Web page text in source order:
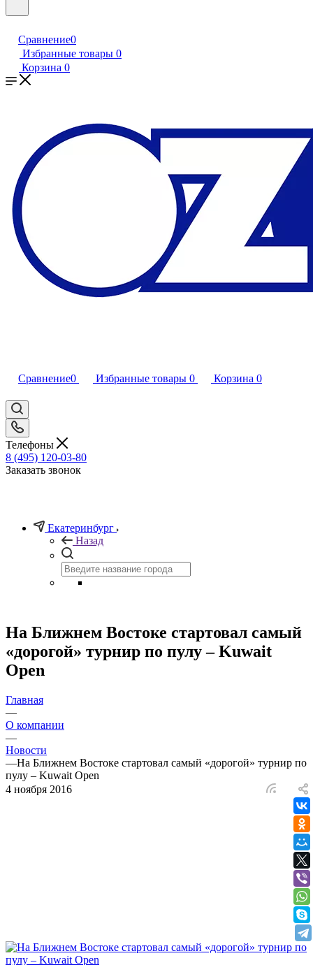
Сравнение0
Избранные товары 0
Корзина 0
Сравнение0 Избранные товары 0 Корзина 0
Телефоны
8 (495) 120-03-80
Заказать звонок
Екатеринбург
Назад
На Ближнем Востоке стартовал самый
«дорогой» турнир по пулу – Kuwait
Open
Главная
—
О компании
—
Новости
—На Ближнем Востоке стартовал самый «дорогой» турнир по
пулу – Kuwait Open
4 ноября 2016